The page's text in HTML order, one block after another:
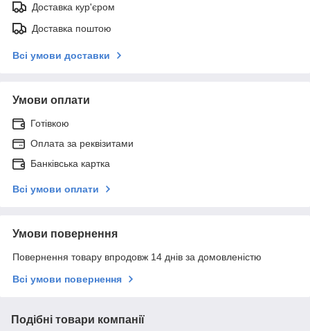
Доставка кур'єром
Доставка поштою
Всі умови доставки
Умови оплати
Готівкою
Оплата за реквізитами
Банківська картка
Всі умови оплати
Умови повернення
Повернення товару впродовж 14 днів за домовленістю
Всі умови повернення
Подібні товари компанії